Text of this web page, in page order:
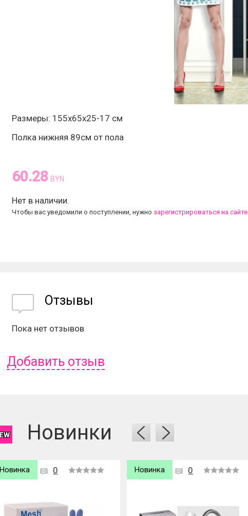
Размеры: 155х65х25-17 см
Полка нижняя 89см от пола
60.28 BYN
Нет в наличии.
Чтобы вас уведомили о поступлении, нужно зарегистрироваться на сайте
Отзывы
Пока нет отзывов
Добавить отзыв
Новинки
0
Новинка 0
Новинка